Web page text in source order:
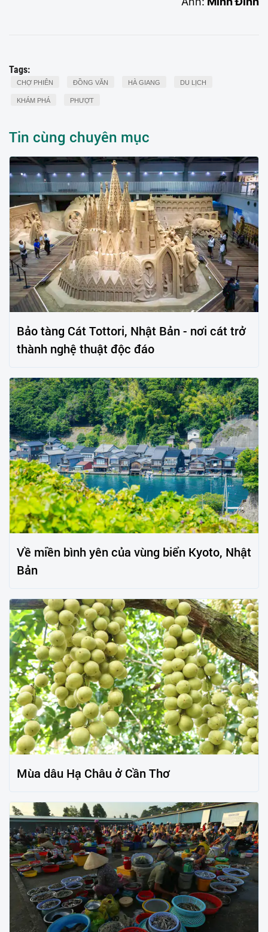
Tags:
CHỢ PHIÊN ĐỒNG VĂN HÀ GIANG DU LỊCH
KHÁM PHÁ PHƯỢT
Tin cùng chuyên mục
Bảo tàng Cát Tottori, Nhật Bản - nơi cát trở
thành nghệ thuật độc đáo
Về miền bình yên của vùng biển Kyoto, Nhật
Bản
Mùa dâu Hạ Châu ở Cần Thơ